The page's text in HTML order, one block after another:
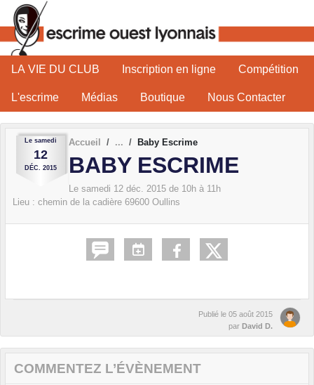
LA VIE DU CLUB Inscription en ligne Compétition
L'escrime Médias Boutique Nous Contacter
Le samedi
12
DÉC. 2015
Accueil Baby Escrime
BABY ESCRIME
Le samedi 12 déc. 2015 de 10h à 11h
Lieu : chemin de la cadière 69600 Oullins
Publié le 05 août 2015
par David D.
COMMENTEZ L’ÉVÈNEMENT
Panneau de gestion des cookies